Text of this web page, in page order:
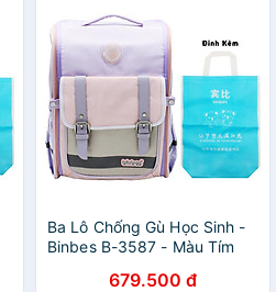
Ba Lô Chống Gù Học Sinh -
Binbes B-3587 - Màu Tím
679.500 đ